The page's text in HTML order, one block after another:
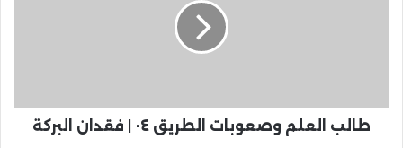
طالب العلم وصعوبات الطريق ٠٤ | فقدان البركة